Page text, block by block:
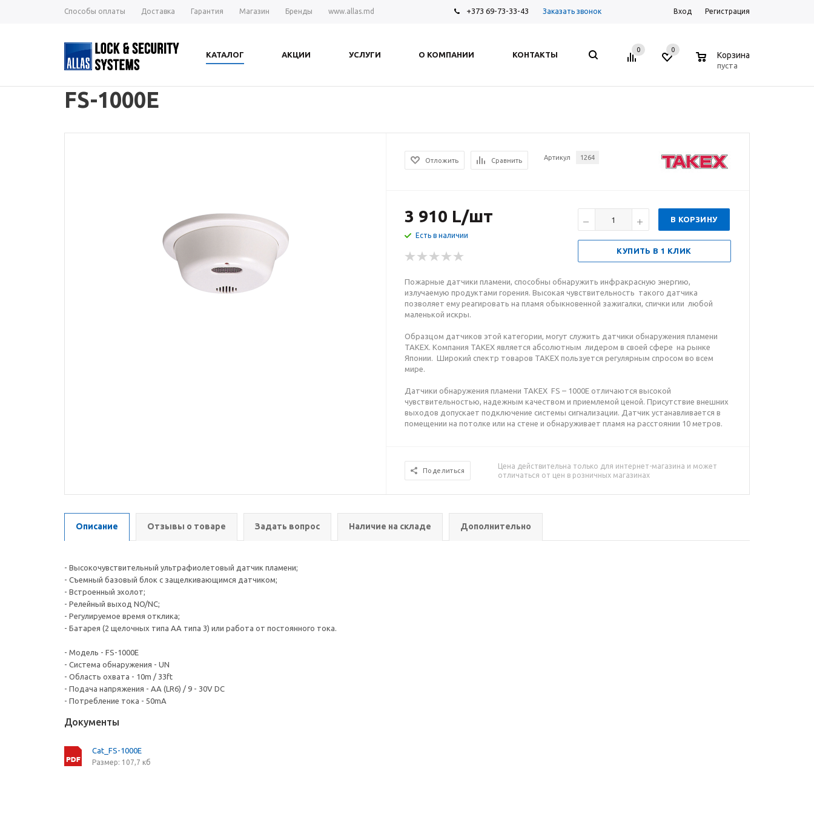
Способы оплаты Доставка Гарантия Магазин Бренды www.allas.md +373 69-73-33-43 Заказать звонок Вход Регистрация
КАТАЛОГ АКЦИИ УСЛУГИ О КОМПАНИИ КОНТАКТЫ
0 0
Корзина
пуста
FS-1000E
Отложить Сравнить Артикул 1264
3 910 L/шт
Есть в наличии
В КОРЗИНУ
КУПИТЬ В 1 КЛИК
Пожарные датчики пламени, способны обнаружить инфракрасную энергию,
излучаемую продуктами горения. Высокая чувствительность такого датчика
позволяет ему реагировать на пламя обыкновенной зажигалки, спички или любой
маленькой искры.
Образцом датчиков этой категории, могут служить датчики обнаружения пламени
TAKEX. Компания TAKEX является абсолютным лидером в своей сфере на рынке
Японии. Широкий спектр товаров TAKEX пользуется регулярным спросом во всем
мире.
Датчики обнаружения пламени TAKEX FS – 1000E отличаются высокой
чувствительностью, надежным качеством и приемлемой ценой. Присутствие внешних
выходов допускает подключение системы сигнализации. Датчик устанавливается в
помещении на потолке или на стене и обнаруживает пламя на расстоянии 10 метров.
Поделиться
Цена действительна только для интернет-магазина и может
отличаться от цен в розничных магазинах
Описание Отзывы о товаре Задать вопрос Наличие на складе Дополнительно
- Высокочувствительный ультрафиолетовый датчик пламени;
- Съемный базовый блок с защелкивающимся датчиком;
- Встроенный эхолот;
- Релейный выход NO/NC;
- Регулируемое время отклика;
- Батарея (2 щелочных типа АА типа 3) или работа от постоянного тока.
- Модель - FS-1000E
- Система обнаружения - UN
- Область охвата - 10m / 33ft
- Подача напряжения - AA (LR6) / 9 - 30V DC
- Потребление тока - 50mA
Документы
Cat_FS-1000E
Размер: 107,7 кб